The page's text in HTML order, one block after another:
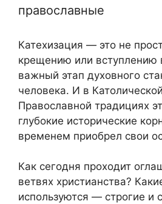
православные
Катехизация — это не
крещению или вступлению
важный этап духовного
человека. И в
Православной традициях
глубокие исторические
временем приобрел свои
Как сегодня проходит
ветвях христианства?
используются — строгие и